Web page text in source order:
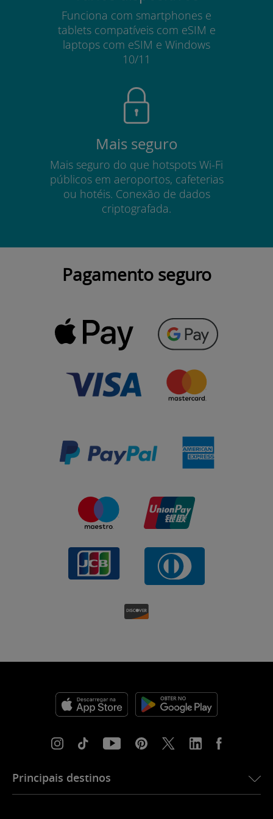
Funciona com smartphones e
tablets compatíveis com eSIM e
laptops com eSIM e Windows
10/11
Mais seguro
Mais seguro do que hotspots Wi-Fi
públicos em aeroportos, cafeterias
ou hotéis. Conexão de dados
criptografada.
Pagamento seguro
Principais destinos